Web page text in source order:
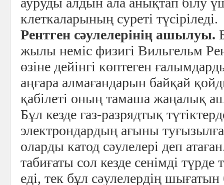
клеткаларының суреті түсіріледі.
Рентген сәулелерінің ашылуы.
жылы неміс физигі Вильгельм
өзіне дейінгі көптеген
аңғара алмағандарын байқай
қабілеті оның тамаша жаңалық
Бұл кезде газ-разрядтық
электрондардың ағыны
оларды катод сәулелері деп
табиғаты сол кезде сенімді түрде
еді, тек бұл сәулелердің шығатын